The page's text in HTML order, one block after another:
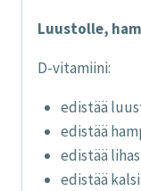
Luustolle,
D-vitamiini:
edistää
edistää
edistää
edistää